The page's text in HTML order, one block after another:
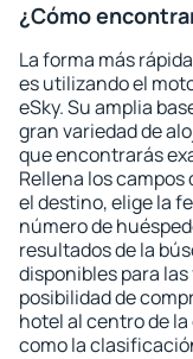
¿Cómo
La forma más
es utilizando el
eSky. Su amplia
gran variedad de
que encontrarás
Rellena los
el destino, elige la
número de
resultados de la
disponibles para
posibilidad de
hotel al centro de
como la